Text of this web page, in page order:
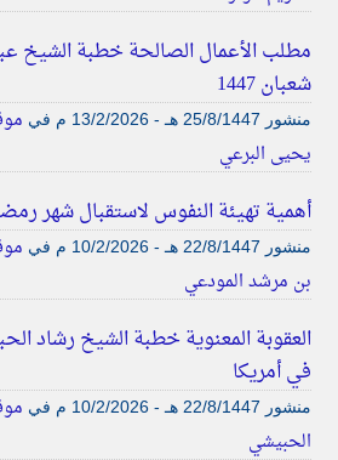
شعبان 1447
منشور في
يحيى البرعي
أهمية تهيئة النفوس لاستقبال شهر
منشور في
بن مرشد المودعي
في أمريكا
منشور في
الحبيشي